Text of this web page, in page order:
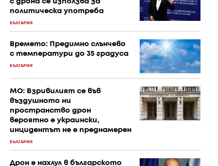
политическа употреба
БЪЛГАРИЯ
Времето: Предимно слънчево
с температури до 35 градуса
БЪЛГАРИЯ
МО: Взривилият се във
въздушното ни
пространство дрон
вероятно е украински,
инцидентът не е преднамерен
БЪЛГАРИЯ
Дрон е нахлул в българското